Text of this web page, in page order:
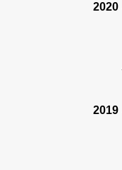
2020
2019